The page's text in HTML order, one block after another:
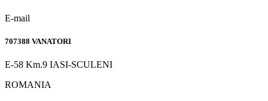
E-mail
707388 VANATORI
E-58 Km.9 IASI-SCULENI
ROMANIA